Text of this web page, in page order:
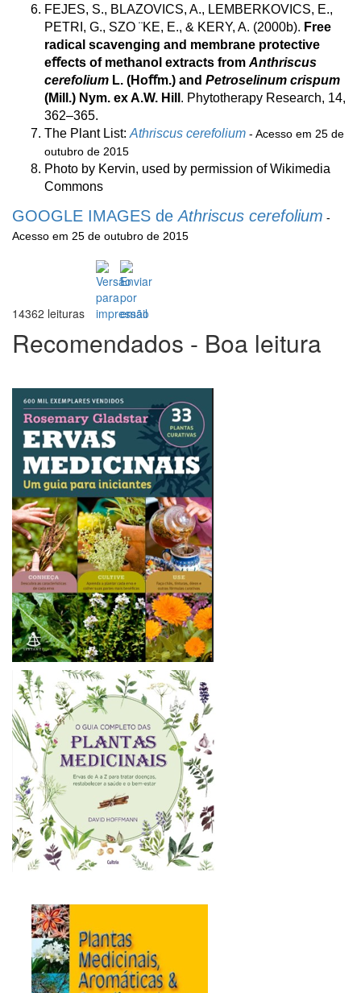
FEJES, S., BLAZOVICS, A., LEMBERKOVICS, E.,
PETRI, G., SZO ¨KE, E., & KERY, A. (2000b). Free
radical scavenging and membrane protective
eﬀects of methanol extracts from Anthriscus
cerefolium L. (Hoﬀm.) and Petroselinum crispum
(Mill.) Nym. ex A.W. Hill . Phytotherapy Research, 14,
362–365.
The Plant List: Athriscus cerefolium - Acesso em 25 de
outubro de 2015
Photo by Kervin, used by permission of Wikimedia
Commons
GOOGLE IMAGES deAthriscus cerefolium -
Acesso em 25 de outubro de 2015
14362 leituras
Recomendados - Boa leitura